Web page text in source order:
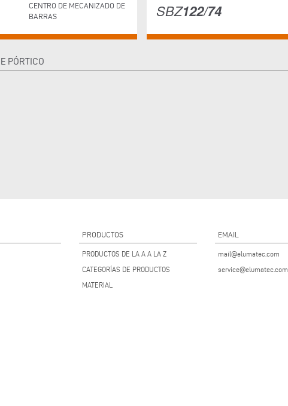
CENTRO DE MECANIZADO DE
BARRAS
SBZ122/74
PÓRTICO
PRODUCTOS
PRODUCTOS DE LA A A LA Z
CATEGORÍAS DE PRODUCTOS
MATERIAL
EMAIL
mail@elumatec.com
service@elumatec.com